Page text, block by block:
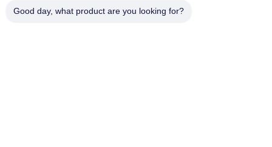
des quais 6-8 ans de durée de vie
Good day, what product are you looking for?